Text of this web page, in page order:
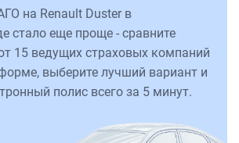
на Renault Duster в
стало еще проще - сравните
15 ведущих страховых компаний
выберите лучший вариант и
полис всего за 5 минут.